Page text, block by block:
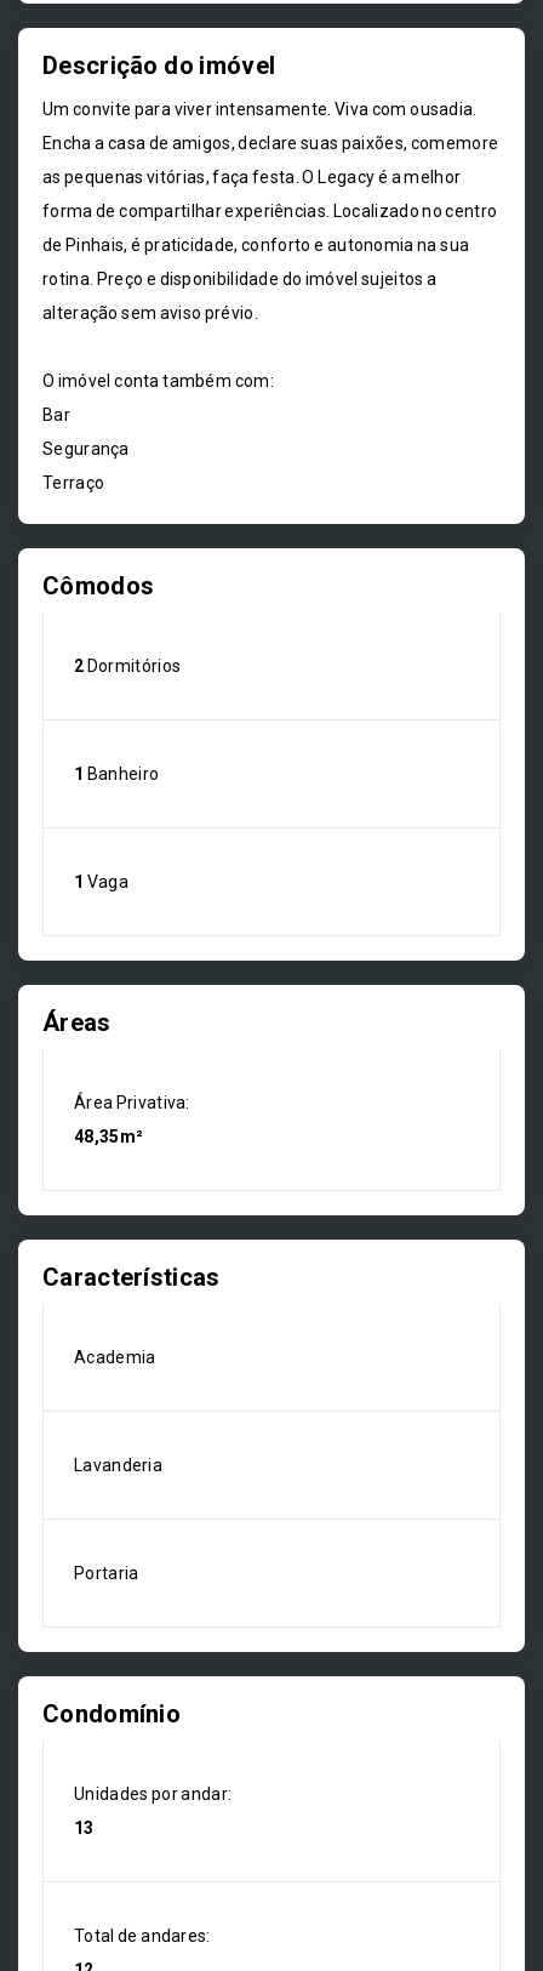
Descrição do imóvel
Um convite para viver intensamente. Viva com ousadia.
Encha a casa de amigos, declare suas paixões, comemore
as pequenas vitórias, faça festa. O Legacy é a melhor
forma de compartilhar experiências. Localizado no centro
de Pinhais, é praticidade, conforto e autonomia na sua
rotina. Preço e disponibilidade do imóvel sujeitos a
alteração sem aviso prévio.
O imóvel conta também com:
Bar
Segurança
Terraço
Cômodos
2 Dormitórios
1 Banheiro
1 Vaga
Áreas
Área Privativa:
48,35m²
Características
Academia
Lavanderia
Portaria
Condomínio
Unidades por andar:
13
Total de andares: